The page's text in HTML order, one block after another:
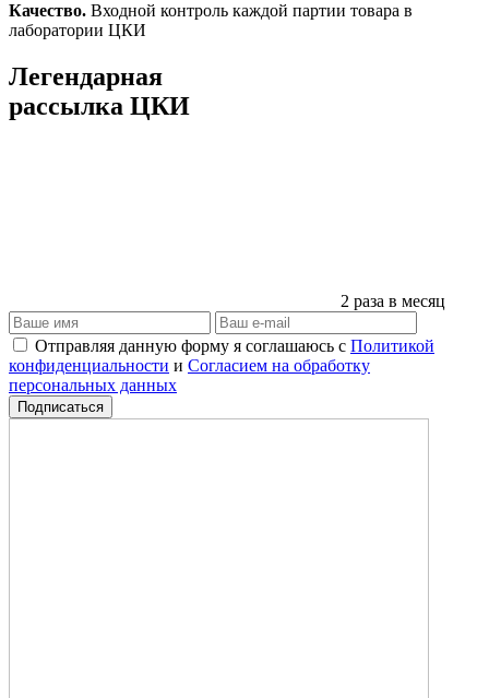
Качество. Входной контроль каждой партии товара в
лаборатории ЦКИ
Легендарная
рассылка ЦКИ
2 раза в месяц
Отправляя данную форму я соглашаюсь с Политикой
конфиденциальности и Согласием на обработку
персональных данных
Подписаться